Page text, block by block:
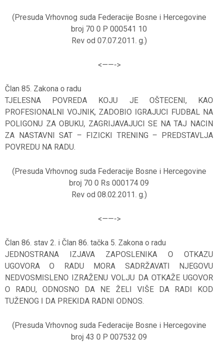
(Presuda Vrhovnog suda Federacije Bosne i Hercegovine
broj 70 0 P 000541 10
Rev od 07.07.2011. g.)
<——->
Član 85. Zakona o radu
TJELESNA POVREDA KOJU JE OŠTECENI, KAO
PROFESIONALNI VOJNIK, ZADOBIO IGRAJUCI FUDBAL NA
POLIGONU ZA OBUKU, ZAGRIJAVAJUCI SE NA TAJ NACIN
ZA NASTAVNI SAT – FIZICKI TRENING – PREDSTAVLJA
POVREDU NA RADU.
(Presuda Vrhovnog suda Federacije Bosne i Hercegovine
broj 70 0 Rs 000174 09
Rev od 08.02.2011. g.)
<——->
Član 86. stav 2. i Član 86. tačka 5. Zakona o radu
JEDNOSTRANA IZJAVA ZAPOSLENIKA O OTKAZU
UGOVORA O RADU MORA SADRŽAVATI NJEGOVU
NEDVOSMISLENO IZRAŽENU VOLJU DA OTKAŽE UGOVOR
O RADU, ODNOSNO DA NE ŽELI VIŠE DA RADI KOD
TUŽENOG I DA PREKIDA RADNI ODNOS.
(Presuda Vrhovnog suda Federacije Bosne i Hercegovine
broj 43 0 P 007532 09